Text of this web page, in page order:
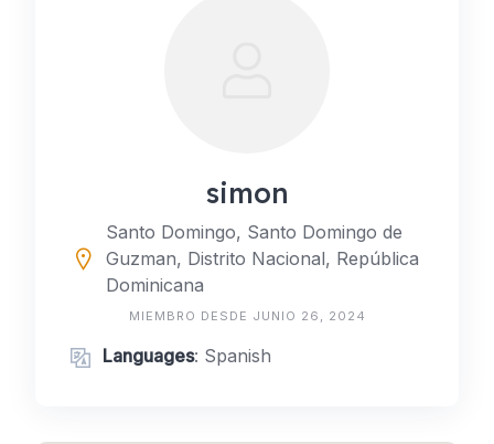
simon
Santo Domingo, Santo Domingo de
Guzman, Distrito Nacional, República
Dominicana
MIEMBRO DESDE JUNIO 26, 2024
Languages: Spanish